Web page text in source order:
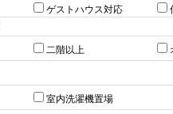
ゲストハウス対応
二階以上
室内洗濯機置場